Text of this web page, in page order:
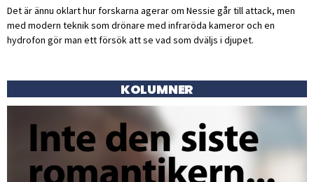
Det är ännu oklart hur forskarna agerar om Nessie går till attack, men
med modern teknik som drönare med infraröda kameror och en
hydrofon gör man ett försök att se vad som dväljs i djupet.
KOLUMNER